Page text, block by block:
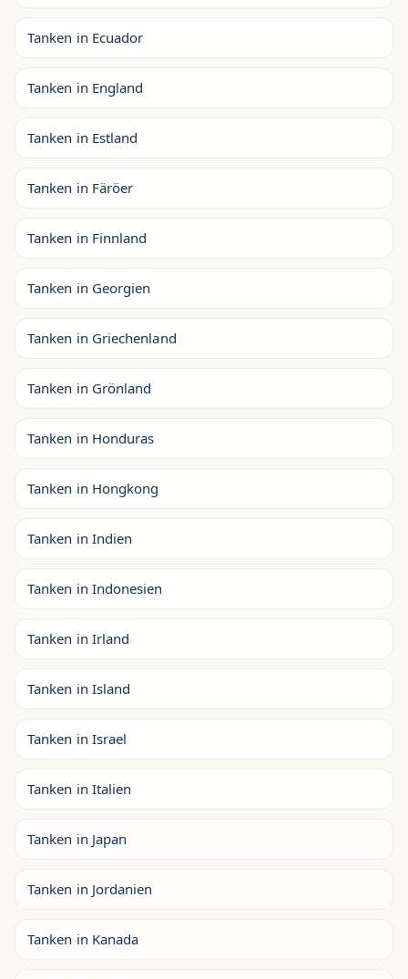
Tanken in Ecuador
Tanken in England
Tanken in Estland
Tanken in Färöer
Tanken in Finnland
Tanken in Georgien
Tanken in Griechenland
Tanken in Grönland
Tanken in Honduras
Tanken in Hongkong
Tanken in Indien
Tanken in Indonesien
Tanken in Irland
Tanken in Island
Tanken in Israel
Tanken in Italien
Tanken in Japan
Tanken in Jordanien
Tanken in Kanada